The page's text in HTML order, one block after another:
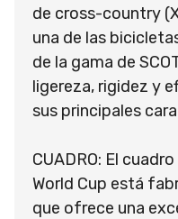
de cross-country
una de las
de la gama de
ligereza, rigidez y
sus principales
CUADRO: El
World Cup está
que ofrece una